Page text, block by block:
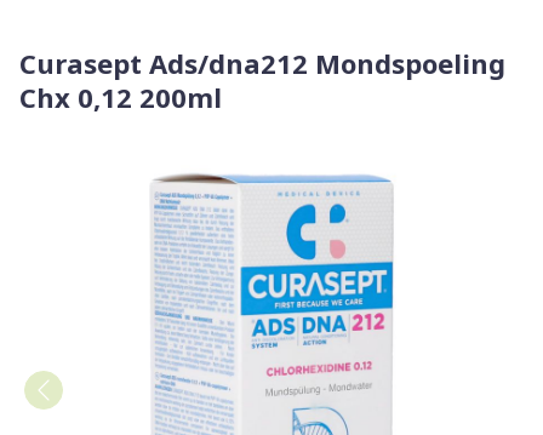
Curasept Ads/dna212 Mondspoeling
Chx 0,12 200ml